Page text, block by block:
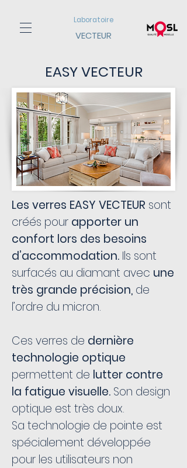
Laboratoire
VECTEUR
EASY VECTEUR
Les verres EASY VECTEUR sont
créés pour apporter un
confort lors des besoins
d’accommodation. Ils sont
surfacés au diamant avec une
très grande précision, de
l’ordre du micron.
Ces verres de dernière
technologie optique
permettent de lutter contre
la fatigue visuelle. Son design
optique est très doux.
Sa technologie de pointe est
spécialement développée
pour les utilisateurs non